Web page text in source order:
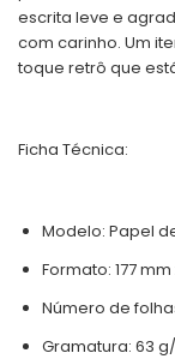
escrita leve e
com carinho. Um
toque retrô que
Ficha Técnica:
Modelo: Papel
Formato: 177
Número de
Gramatura: 63